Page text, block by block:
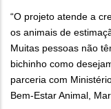
“O projeto atende a
os animais de
Muitas pessoas não
bichinho como
parceria com
Bem-Estar Animal,